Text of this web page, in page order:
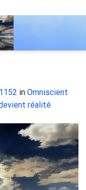
in Omniscient
réalité